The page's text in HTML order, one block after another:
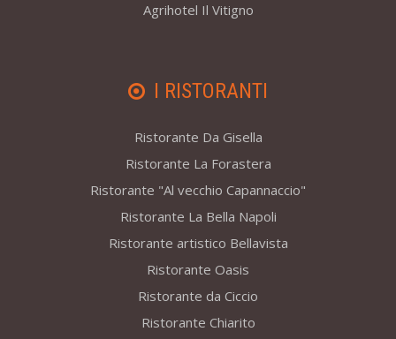
Agrihotel Il Vitigno
I RISTORANTI
Ristorante Da Gisella
Ristorante La Forastera
Ristorante "Al vecchio Capannaccio"
Ristorante La Bella Napoli
Ristorante artistico Bellavista
Ristorante Oasis
Ristorante da Ciccio
Ristorante Chiarito